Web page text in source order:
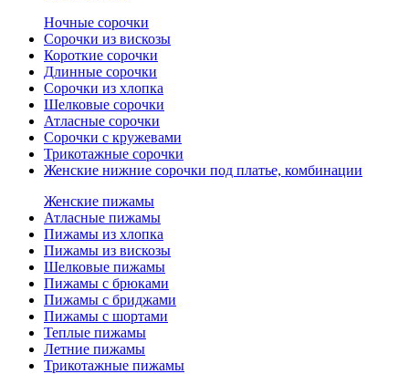
Ночные сорочки
Сорочки из вискозы
Короткие сорочки
Длинные сорочки
Сорочки из хлопка
Шелковые сорочки
Атласные сорочки
Сорочки с кружевами
Трикотажные сорочки
Женские нижние сорочки под платье, комбинации
Женские пижамы
Атласные пижамы
Пижамы из хлопка
Пижамы из вискозы
Шелковые пижамы
Пижамы с брюками
Пижамы с бриджами
Пижамы с шортами
Теплые пижамы
Летние пижамы
Трикотажные пижамы